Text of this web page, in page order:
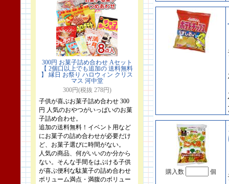
300円 お菓子詰め合わせ Aセット
【 2個口以上でも追加の 送料無料
】 縁日 お祭り ハロウィン クリス
マス 河中堂
300円(税抜 278円)
子供が喜ぶお菓子詰め合わせ 300
円 人気のおやつがいっぱいのお菓
子詰め合わせ。
追加の送料無料！イベント用など
にお菓子の詰め合わせが必要だけ
ど、お菓子選びに時間がない。
人気の商品、何がいいのか分から
ない。そんな手間をはぶける子供
が喜ぶ便利な駄菓子の詰め合わせ
ボリューム満点・満腹のボリュー
購入数 個